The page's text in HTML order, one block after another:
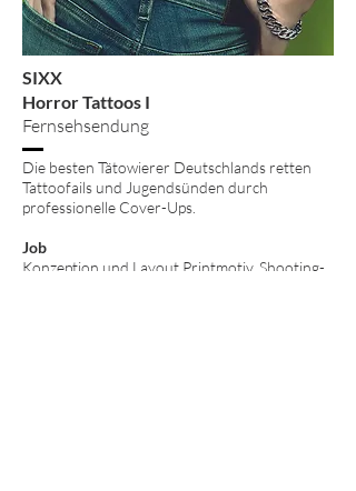
SIXX
Horror Tattoos I
Fernsehsendung
Die besten Tätowierer Deutschlands retten
Tattoofails und Jugendsünden durch
professionelle Cover-Ups.
Job
Konzeption und Layout Printmotiv, Shooting-